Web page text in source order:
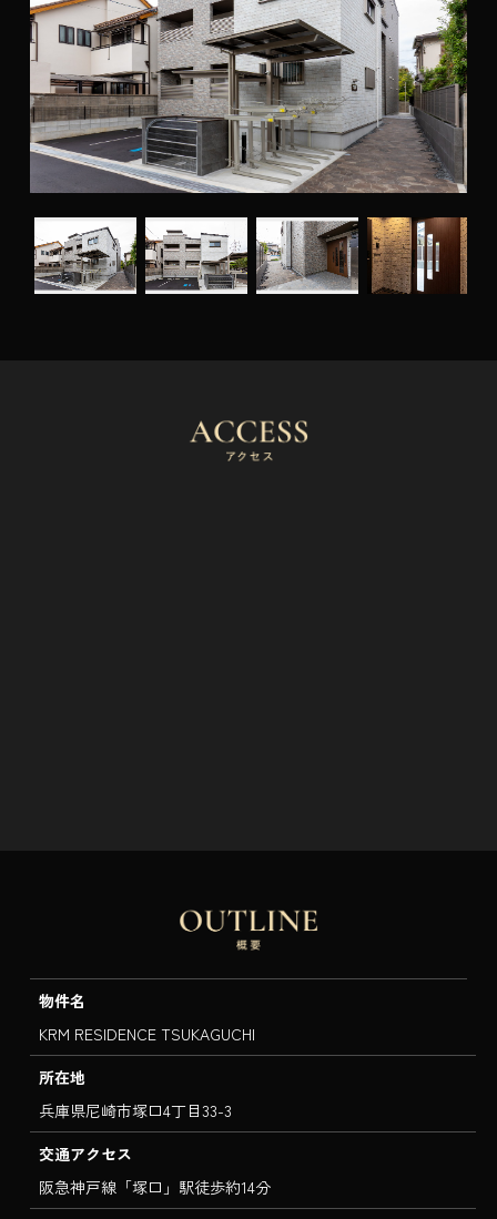
物件名
KRM RESIDENCE TSUKAGUCHI
所在地
兵庫県尼崎市塚口4丁目33-3
交通アクセス
阪急神戸線「塚口」駅徒歩約14分